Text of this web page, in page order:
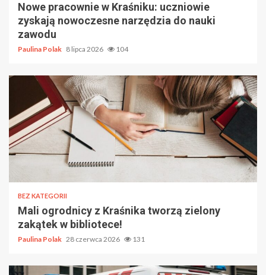
Nowe pracownie w Kraśniku: uczniowie
zyskają nowoczesne narzędzia do nauki
zawodu
Paulina Polak 8 lipca 2026 104
BEZ KATEGORII
Mali ogrodnicy z Kraśnika tworzą zielony
zakątek w bibliotece!
Paulina Polak 28 czerwca 2026 131